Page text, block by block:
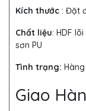
Kích thước : Đặt
Chất liệu: HDF
sơn PU
Tình trạng:
Giao